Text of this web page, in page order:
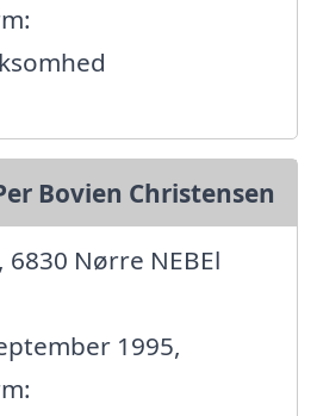
Bovien Christensen
6830 Nørre NEBEl
1995,